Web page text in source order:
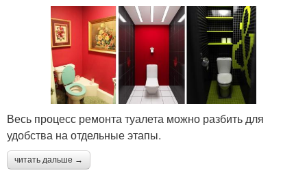
Весь процесс ремонта туалета можно разбить для
удобства на отдельные этапы.
читать дальше →